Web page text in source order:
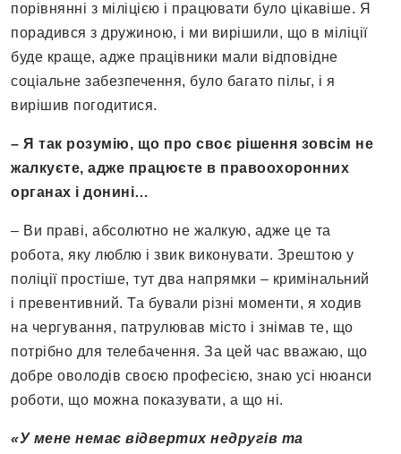
порівнянні з міліцією і працювати було цікавіше. Я
порадився з дружиною, і ми вирішили, що в міліції
буде краще, адже працівники мали відповідне
соціальне забезпечення, було багато пільг, і я
вирішив погодитися.
– Я так розумію, що про своє рішення зовсім не
жалкуєте, адже працюєте в правоохоронних
органах і донині…
– Ви праві, абсолютно не жалкую, адже це та
робота, яку люблю і звик виконувати. Зрештою у
поліції простіше, тут два напрямки – кримінальний
і превентивний. Та бували різні моменти, я ходив
на чергування, патрулював місто і знімав те, що
потрібно для телебачення. За цей час вважаю, що
добре оволодів своєю професією, знаю усі нюанси
роботи, що можна показувати, а що ні.
«У мене немає відвертих недругів та